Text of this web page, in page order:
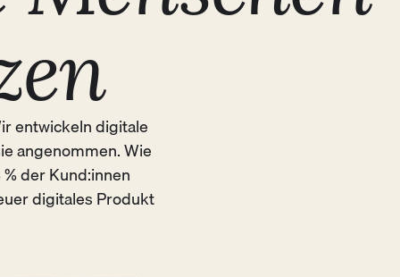
entwickeln digitale
angenommen. Wie
der Kund:innen
digitales Produkt